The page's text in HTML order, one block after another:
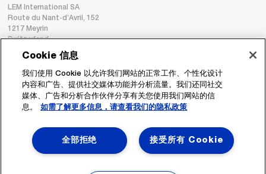
LEM International SA
Route du Nant-d’Avril, 152
1217 Meyrin
Switzerland
Fax : +41 22 794 94 78
Cookie 信息
我们使用 Cookie 以允许我们网站的正常工作、个性化设计
内容和广告、提供社交媒体功能并分析流量。我们还同社交
媒体、广告和分析合作伙伴分享有关您使用我们网站的信
息。
如需了解更多信息，请查看我们的隐私政策
接受所有 Cookie
全部拒绝